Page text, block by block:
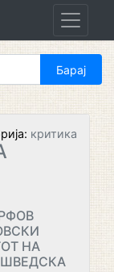
критика
НА
ШВЕДСКА